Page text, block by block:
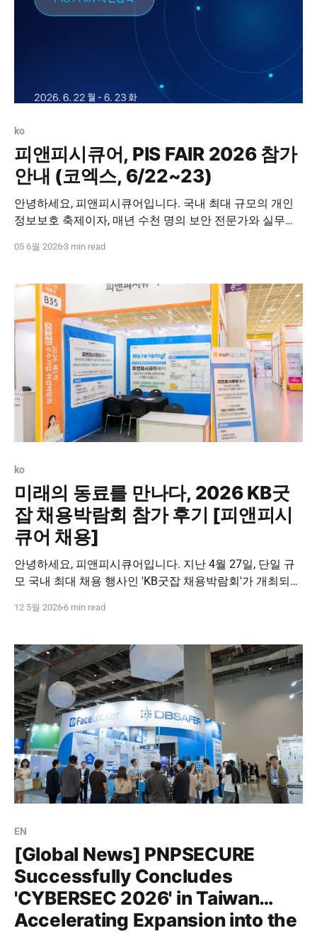
ko
피앤피시큐어, PIS FAIR 2026 참가
안내 (코엑스, 6/22~23)
안녕하세요, 피앤피시큐어입니다. 국내 최대 규모의 개인
정보보호 축제이자, 매년 수천 명의 보안 전문가와 실무자
보호 페어)'이 오는 6월 서울 코엑스에서 개최됩니다. 디지
금, 이번 행사는 기업의 핵심 자산을 안전하게 방어할 수 있
는 실질적인 해법을 논하는 가장
05 6월 20263 min read
ko
미래의 동료를 만나다, 2026 KB굿
잡 채용박람회 참가 후기 [피앤피시
큐어 채용]
안녕하세요, 피앤피시큐어입니다. 지난 4월 27일, 단일 규
모 국내 최대 채용 행사인 'KB굿잡 채용박람회'가 개최되었
의 동료분들을 직접 만나 뵙기 위해 이번 행사에 참여했습
원자분들의 목소리를 직접 듣고 소통할 수 있었던 뜻깊은
시간이었는데요. 뜨거웠던 현장
12 5월 2026 6 min read
EN
[Global News] PNPSECURE
Successfully Concludes
'CYBERSEC 2026' in Taiwan…
Accelerating Expansion into the